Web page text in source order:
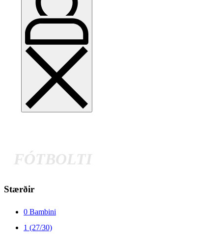
FÓTBOLTI
Stærðir
0 Bambini
1 (27/30)